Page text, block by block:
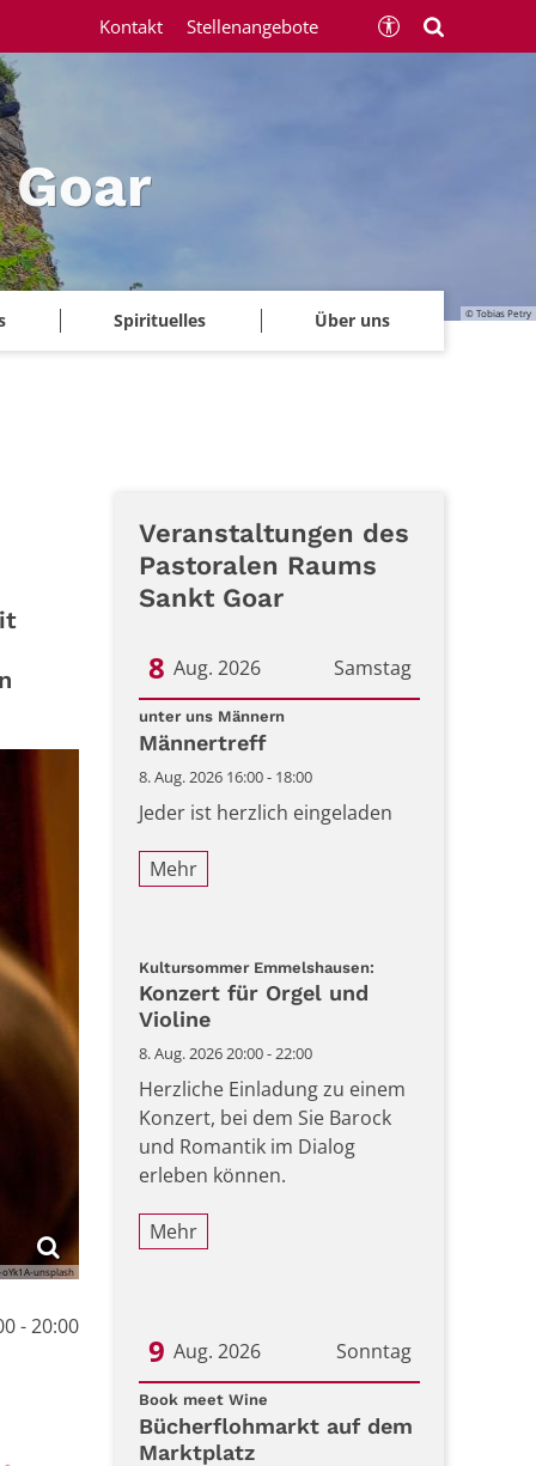
© Tobias Petry
Spirituelles Über uns
Kontakt Stellenangebote
unsplash
- 20:00
Veranstaltungen des
Pastoralen Raums
Sankt Goar
Samstag
8 Aug. 2026
Datum: 8. August 2026
unter uns Männern:
Männertreff
8. Aug. 2026 16:00 - 18:00
Jeder ist herzlich eingeladen
Mehr
Kultursommer Emmelshausen:
Konzert für Orgel und
Violine
8. Aug. 2026 20:00 - 22:00
Herzliche Einladung zu einem
Konzert, bei dem Sie Barock
und Romantik im Dialog
erleben können.
Mehr
Sonntag
9 Aug. 2026
Datum: 9. August 2026
Book meet Wine
Bücherflohmarkt auf dem
Marktplatz